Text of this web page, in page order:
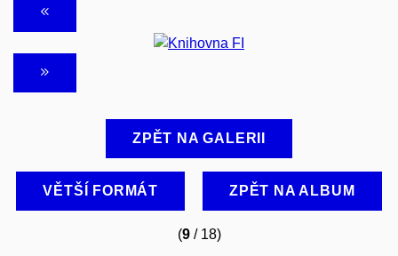
ZPĚT NA GALERII
VĚTŠÍ FORMÁT ZPĚT NA ALBUM
(9/ 18)